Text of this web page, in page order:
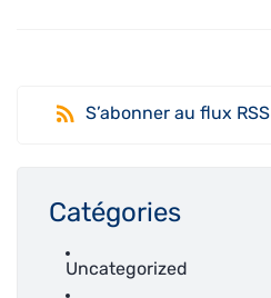
S’abonner au flux RSS
Catégories
Uncategorized